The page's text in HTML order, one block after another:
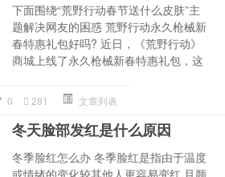
下面围绕“荒野行动春节送什么皮肤”主
题解决网友的困惑 荒野行动永久枪械新
春特惠礼包好吗? 近日，《荒野行动》
商城上线了永久枪械新春特惠礼包，这
0 281 文章列表
冬天脸部发红是什么原因
冬季脸红怎么办 冬季脸红是指由于温度
或情绪的变化较其他人更容易变红,且颜